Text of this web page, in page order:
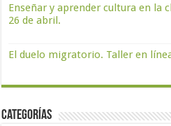
Enseñar y aprender cultura en la
26 de abril.
El duelo migratorio. Taller en
Categorías